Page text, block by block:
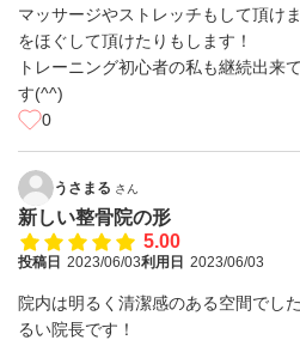
マッサージやストレッチもして頂け
をほぐして頂けたりもします！
トレーニング初心者の私も継続出来
す(^^)
0
うさまる さん
新しい整骨院の形
5.00
投稿日 2023/06/03利用日 2023/06/03
院内は明るく清潔感のある空間でし
るい院長です！